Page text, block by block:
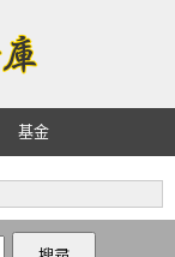
基金